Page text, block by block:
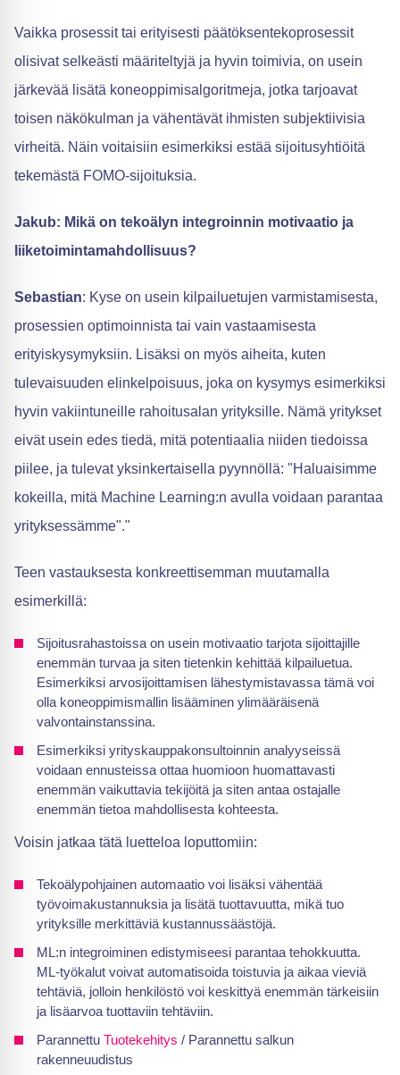
Vaikka prosessit tai erityisesti päätöksentekoprosessit
olisivat selkeästi määriteltyjä ja hyvin toimivia, on usein
järkevää lisätä koneoppimisalgoritmeja, jotka tarjoavat
toisen näkökulman ja vähentävät ihmisten subjektiivisia
virheitä. Näin voitaisiin esimerkiksi estää sijoitusyhtiöitä
tekemästä FOMO-sijoituksia.
Jakub: Mikä on tekoälyn integroinnin motivaatio ja
liiketoimintamahdollisuus?
Sebastian: Kyse on usein kilpailuetujen varmistamisesta,
prosessien optimoinnista tai vain vastaamisesta
erityiskysymyksiin. Lisäksi on myös aiheita, kuten
tulevaisuuden elinkelpoisuus, joka on kysymys esimerkiksi
hyvin vakiintuneille rahoitusalan yrityksille. Nämä yritykset
eivät usein edes tiedä, mitä potentiaalia niiden tiedoissa
piilee, ja tulevat yksinkertaisella pyynnöllä: "Haluaisimme
kokeilla, mitä Machine Learning:n avulla voidaan parantaa
yrityksessämme"."
Teen vastauksesta konkreettisemman muutamalla
esimerkillä:
Sijoitusrahastoissa on usein motivaatio tarjota sijoittajille
enemmän turvaa ja siten tietenkin kehittää kilpailuetua.
Esimerkiksi arvosijoittamisen lähestymistavassa tämä voi
olla koneoppimismallin lisääminen ylimääräisenä
valvontainstanssina.
Esimerkiksi yrityskauppakonsultoinnin analyyseissä
voidaan ennusteissa ottaa huomioon huomattavasti
enemmän vaikuttavia tekijöitä ja siten antaa ostajalle
enemmän tietoa mahdollisesta kohteesta.
Voisin jatkaa tätä luetteloa loputtomiin:
Tekoälypohjainen automaatio voi lisäksi vähentää
työvoimakustannuksia ja lisätä tuottavuutta, mikä tuo
yrityksille merkittäviä kustannussäästöjä.
ML:n integroiminen edistymiseesi parantaa tehokkuutta.
ML-työkalut voivat automatisoida toistuvia ja aikaa vieviä
tehtäviä, jolloin henkilöstö voi keskittyä enemmän tärkeisiin
ja lisäarvoa tuottaviin tehtäviin.
Parannettu Tuotekehitys / Parannettu salkun
rakenneuudistus